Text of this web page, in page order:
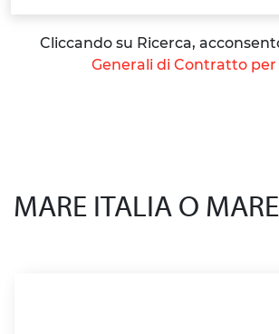
Cliccando su Ricerca,
Generali di Contratto per
MARE ITALIA O